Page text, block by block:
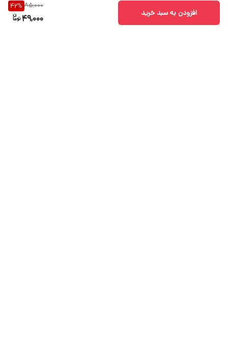
85,000
42%
49,000 افزودن به سبد خرید